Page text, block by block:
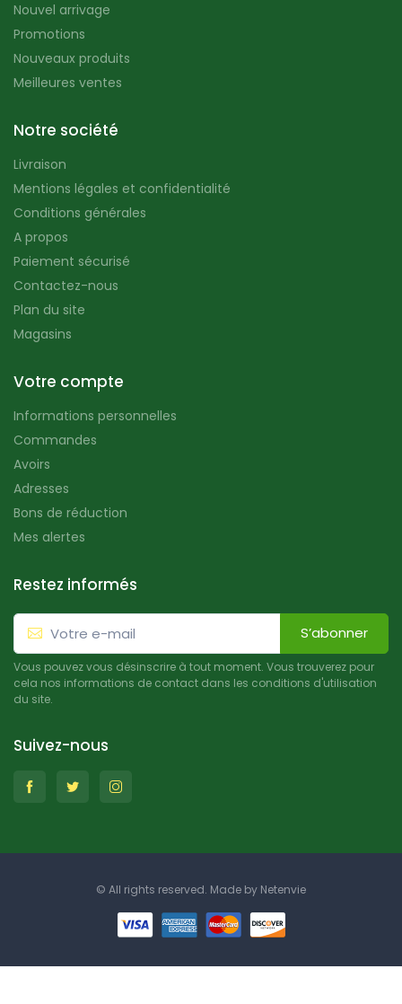
Nouvel arrivage
Promotions
Nouveaux produits
Meilleures ventes
Notre société
Livraison
Mentions légales et confidentialité
Conditions générales
A propos
Paiement sécurisé
Contactez-nous
Plan du site
Magasins
Votre compte
Informations personnelles
Commandes
Avoirs
Adresses
Bons de réduction
Mes alertes
Restez informés
S’abonner
Vous pouvez vous désinscrire à tout moment. Vous trouverez pour
cela nos informations de contact dans les conditions d'utilisation
du site.
Suivez-nous
© All rights reserved. Made by Netenvie